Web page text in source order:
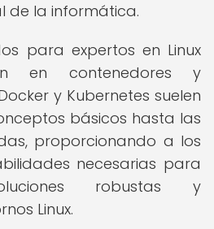
de la informática.
para expertos en Linux
en contenedores y
y Kubernetes suelen
básicos hasta las
proporcionando a los
necesarias para
robustas y
Linux.